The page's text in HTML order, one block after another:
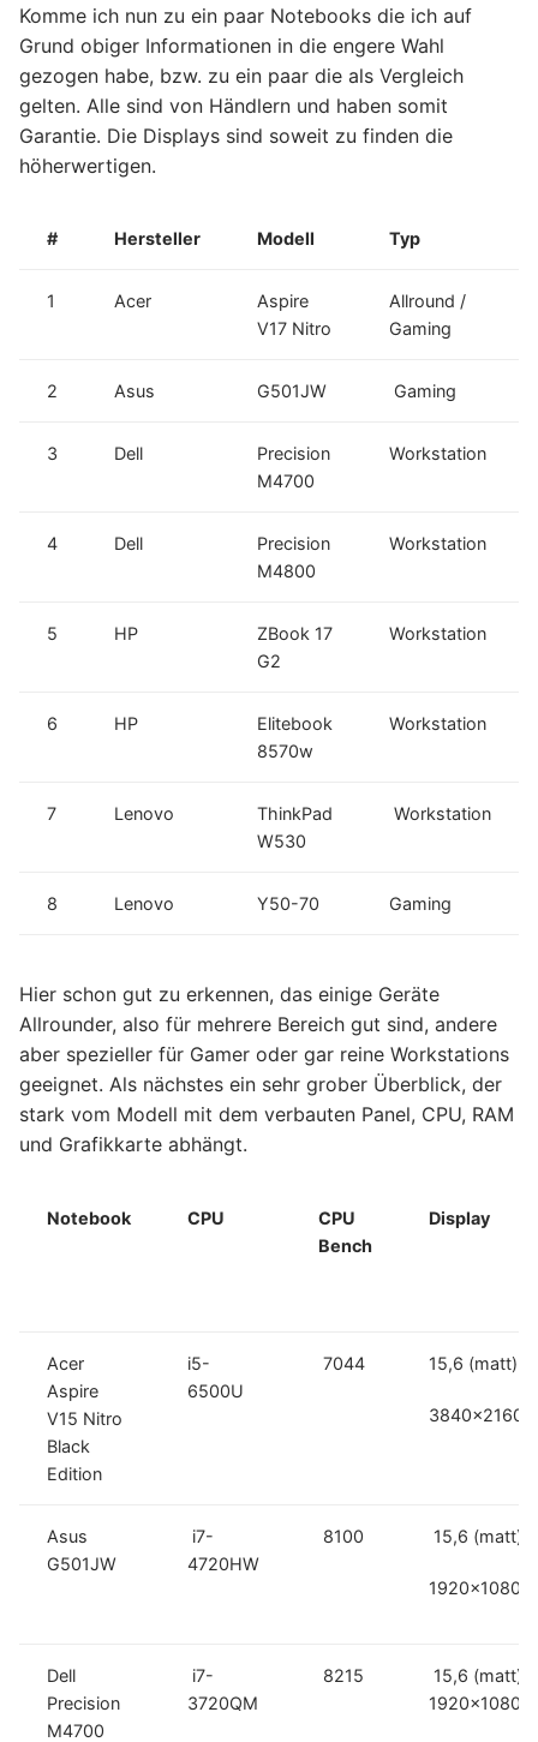
Komme ich nun zu ein paar Notebooks die ich auf
Grund obiger Informationen in die engere Wahl
gezogen habe, bzw. zu ein paar die als Vergleich
gelten. Alle sind von Händlern und haben somit
Garantie. Die Displays sind soweit zu finden die
höherwertigen.
# Hersteller Modell Typ
1 Acer
Aspire
V17 Nitro
Allround /
Gaming
2 Asus G501JW Gaming
3 Dell
Precision
M4700
Workstation
4 Dell
Precision
M4800
Workstation
5 HP
ZBook 17
G2
Workstation
6 HP
Elitebook
8570w
Workstation
7 Lenovo
ThinkPad
W530
Workstation
8 Lenovo Y50-70 Gaming
Hier schon gut zu erkennen, das einige Geräte
Allrounder, also für mehrere Bereich gut sind, andere
aber spezieller für Gamer oder gar reine Workstations
geeignet. Als nächstes ein sehr grober Überblick, der
stark vom Modell mit dem verbauten Panel, CPU, RAM
und Grafikkarte abhängt.
Notebook CPU
CPU
Bench
Display
Acer
Aspire
V15 Nitro
Black
Edition
i5-
6500U
7044 15,6 (matt)
3840×2160
Asus
G501JW
i7-
4720HW
8100 15,6 (matt)
1920×1080
Dell
Precision
M4700
i7-
3720QM
8215
15,6 (matt)
1920×1080